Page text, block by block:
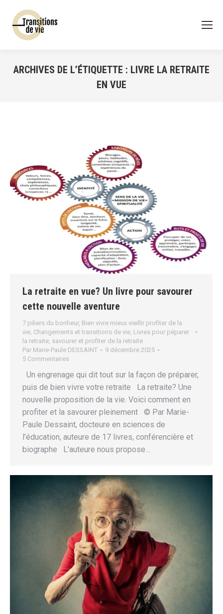
ARCHIVES DE L’ÉTIQUETTE : LIVRE LA RETRAITE
EN VUE
La retraite en vue? Un livre pour savourer
cette nouvelle aventure
7 piliers du bonheur, Bien vivre mieux vieillir profiter de la
vie Changements et transitions de vie Livres pour péparer
la retraite savourer et profiter de la retraite
Par Marie-Paule DESSAINT
9 décembre 2025
5 Commentaires
Un engrenage qui dit tout sur la façon de préparer,
puis de bien vivre votre retraite La retraite? Une
nouvelle proposition de la vie. Voici comment en
profiter et la savourer pleinement © Par Marie-
Paule Dessaint, docteure en sciences de
l’éducation, auteure de 17 livres, conférencière et
biographe L’auteure nous propose…